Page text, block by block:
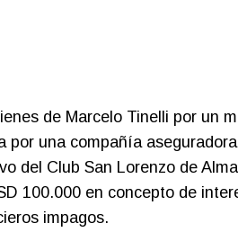
de Marcelo Tinelli por un
por una compañía
del Club San Lorenzo de
100.000 en concepto de
impagos.